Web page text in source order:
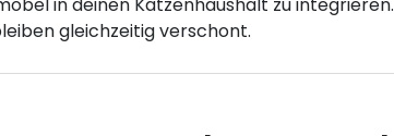
gleichzeitig verschont.